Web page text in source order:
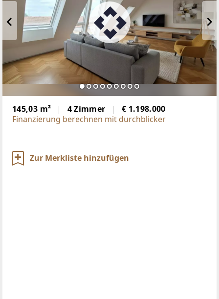
145,03 m² 4 Zimmer
€ 1.198.000
Finanzierung berechnen mit durchblicker
Zur Merkliste hinzufügen